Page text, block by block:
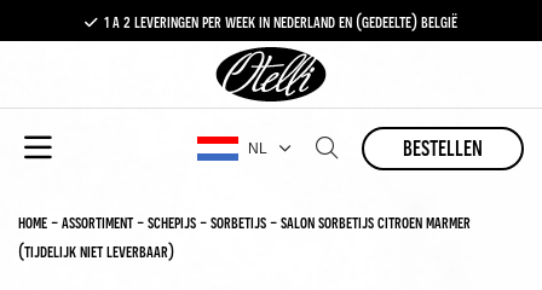
1 a 2 leveringen per week in nederland en (gedeelte) belgië
gratis levering vanaf €100,-
1 a 2 leveringen per week in nederland en (gedeelte) belgië
NL bestellen
home-assortiment-schepijs-sorbetijs-salon sorbetijs citroen marmer
(tijdelijk niet leverbaar)